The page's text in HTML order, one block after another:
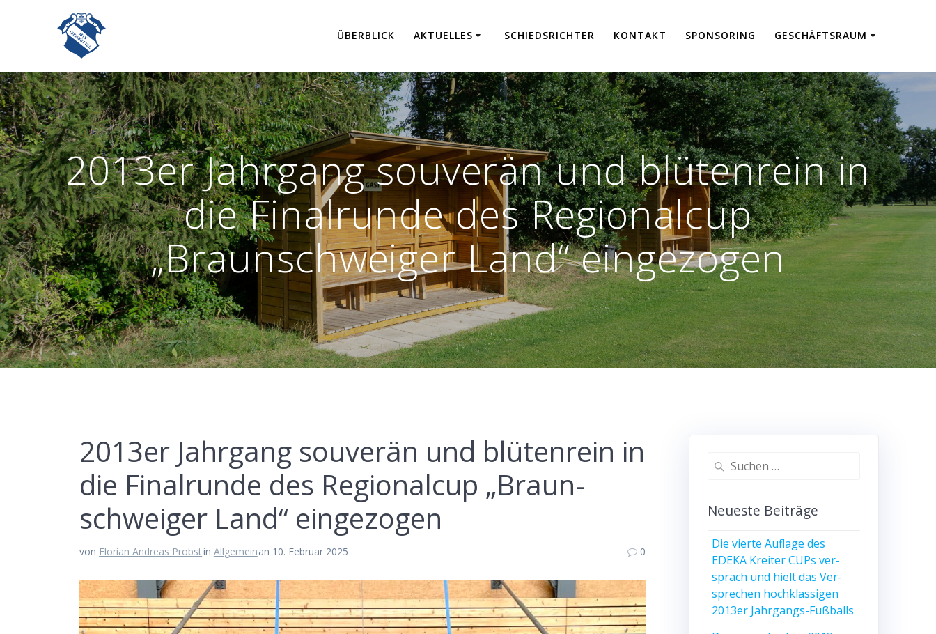
ÜBER­BLICK AKTU­EL­LES SCHIEDS­RICH­TER KON­TAKT SPON­SO­RING GESCHÄFTS­RAUM
2013er Jahrgang souverän und blütenrein in
die Finalrunde des Regionalcup
„Braunschweiger Land“ eingezogen
2013er Jahr­gang sou­ve­rän und blü­ten­rein in
die Final­run­de des Regio­nal­cup „Braun­
schwei­ger Land“ eingezogen
von Florian Andreas Probstin Allgemeinan 10. Februar 2025 0
Suche
Neu­es­te Beiträge
Die vier­te Auf­la­ge des
EDEKA Krei­ter CUPs ver­
sprach und hielt das Ver­
spre­chen hoch­klas­si­gen
2013er Jahrgangs-Fußballs